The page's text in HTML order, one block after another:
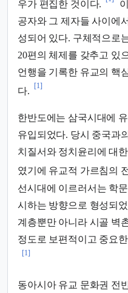
우가 편집한 것이다.
공자와 그 제자들 사이에
성되어 있다. 구체적으로
20편의 체제를 갖추고 있
언행을 기록한 유교의 핵
다.
[1]
한반도에는 삼국시대에
유입되었다. 당시 중국과
치질서와 정치윤리에 대
였기에 유교적 가르침의
선시대에 이르러서는 학
시하는 방향으로 형성되
계층뿐만 아니라 시골 벽
정도로 보편적이고 중요
[1]
동아시아 유교 문화권 전